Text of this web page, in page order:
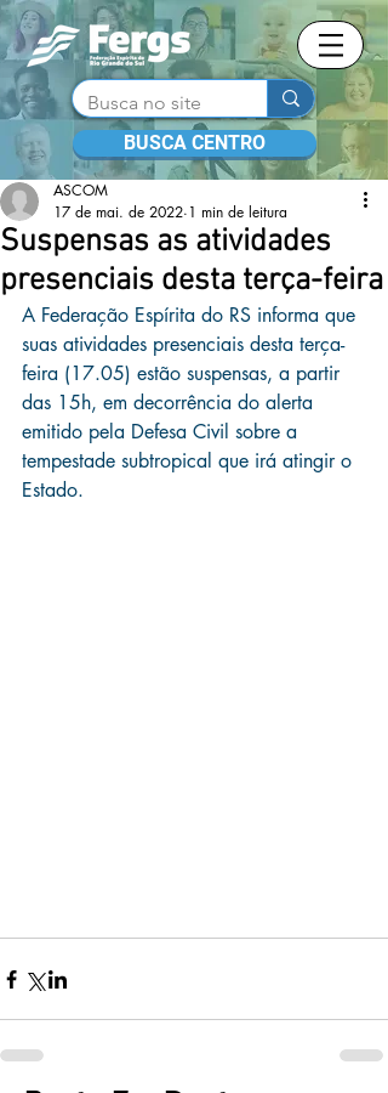
BUSCA CENTRO
Suspensas as atividades
presenciais desta terça-feira
ASCOM
17 de mai. de 2022 1 min de leitura
A Federação Espírita do RS informa que
suas atividades presenciais desta terça-
feira (17.05) estão suspensas, a partir
das 15h, em decorrência do alerta
emitido pela Defesa Civil sobre a
tempestade subtropical que irá atingir o
Estado.